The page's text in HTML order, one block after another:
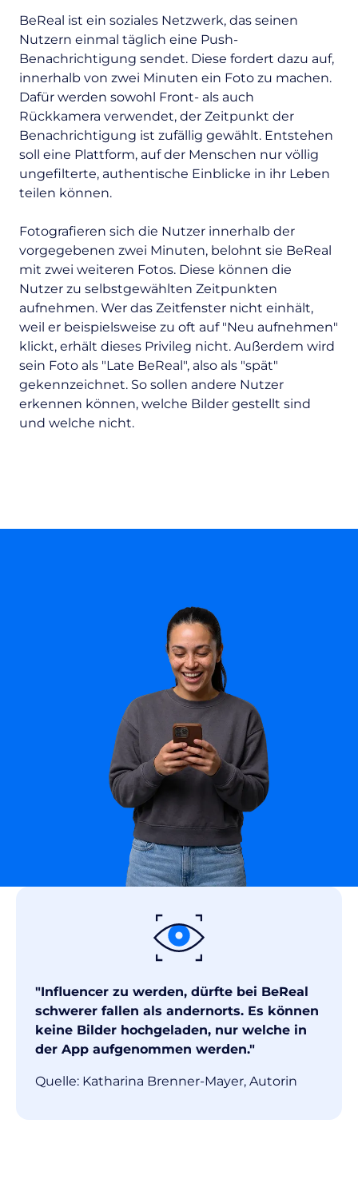
BeReal ist ein soziales Netzwerk, das seinen
Nutzern einmal täglich eine Push-
Benachrichtigung sendet. Diese fordert dazu auf,
innerhalb von zwei Minuten ein Foto zu machen.
Dafür werden sowohl Front- als auch
Rückkamera verwendet, der Zeitpunkt der
Benachrichtigung ist zufällig gewählt. Entstehen
soll eine Plattform, auf der Menschen nur völlig
ungefilterte, authentische Einblicke in ihr Leben
teilen können.
Fotografieren sich die Nutzer innerhalb der
vorgegebenen zwei Minuten, belohnt sie BeReal
mit zwei weiteren Fotos. Diese können die
Nutzer zu selbstgewählten Zeitpunkten
aufnehmen. Wer das Zeitfenster nicht einhält,
weil er beispielsweise zu oft auf "Neu aufnehmen"
klickt, erhält dieses Privileg nicht. Außerdem wird
sein Foto als "Late BeReal", also als "spät"
gekennzeichnet. So sollen andere Nutzer
erkennen können, welche Bilder gestellt sind
und welche nicht.
"Influencer zu werden, dürfte bei BeReal
schwerer fallen als andernorts. Es können
keine Bilder hochgeladen, nur welche in
der App aufgenommen werden."
Quelle: Katharina Brenner-Mayer, Autorin